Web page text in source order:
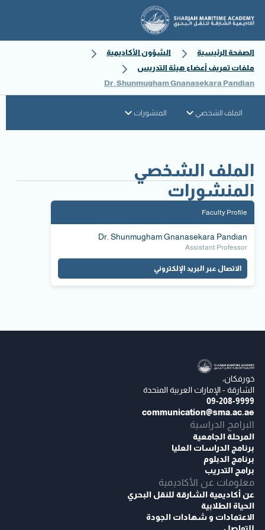
الصفحة الرئيسية
الشؤون الأكاديمية
ملفات تعريف أعضاء هيئة التدريس
Dr. Shunmugham Gnanasekara Pandian
الملف الشخصي المنشورات
الملف الشخصي
المنشورات
Faculty Profile
Dr. Shunmugham Gnanasekara Pandian
Assistant Professor
الاتصال عبر البريد الإلكتروني
خورفكان،
الشارقة - الإمارات العربية المتحدة
09-208-9999
communication@sma.ac.ae
البرامج الدراسية
المرحلة الجامعية
برنامج الدراسات العليا
برنامج الدبلوم
برامج التدريب
معلومات عن الأكاديمية
عن أكاديمية الشارقة للنقل البحري
الحياة الطلابية
الاعتمادات و شهادات الجودة